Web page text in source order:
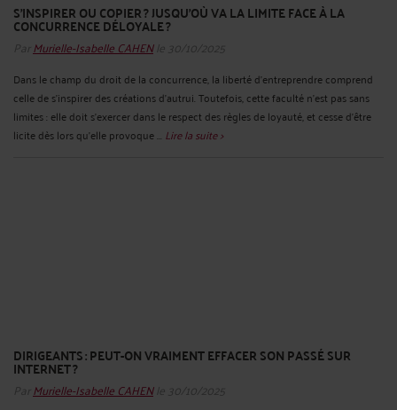
S’INSPIRER OU COPIER ? JUSQU’OÙ VA LA LIMITE FACE À LA
CONCURRENCE DÉLOYALE ?
Par Murielle-Isabelle CAHENle 30/10/2025
Dans le champ du droit de la concurrence, la liberté d’entreprendre comprend
celle de s’inspirer des créations d’autrui. Toutefois, cette faculté n’est pas sans
limites : elle doit s’exercer dans le respect des règles de loyauté, et cesse d’être
licite dès lors qu’elle provoque ... Lire la suite >
DIRIGEANTS : PEUT-ON VRAIMENT EFFACER SON PASSÉ SUR
INTERNET ?
Par Murielle-Isabelle CAHENle 30/10/2025